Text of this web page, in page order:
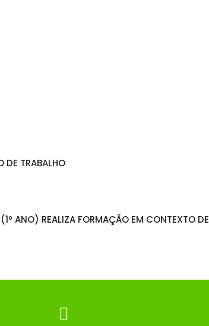
DE TRABALHO
ANO) REALIZA FORMAÇÃO EM CONTEXTO DE